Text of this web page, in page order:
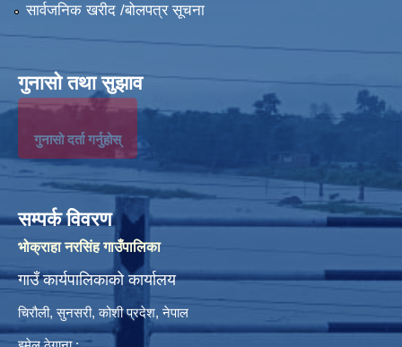
सार्वजनिक खरीद /बोलपत्र सूचना
गुनासो तथा सुझाव
गुनासो दर्ता गर्नुहोस्
सम्पर्क विवरण
भोक्राहा नरसिंह गाउँपालिका
गाउँ कार्यपालिकाको कार्यालय
चिरौली, सुनसरी, कोशी प्रदेश, नेपाल